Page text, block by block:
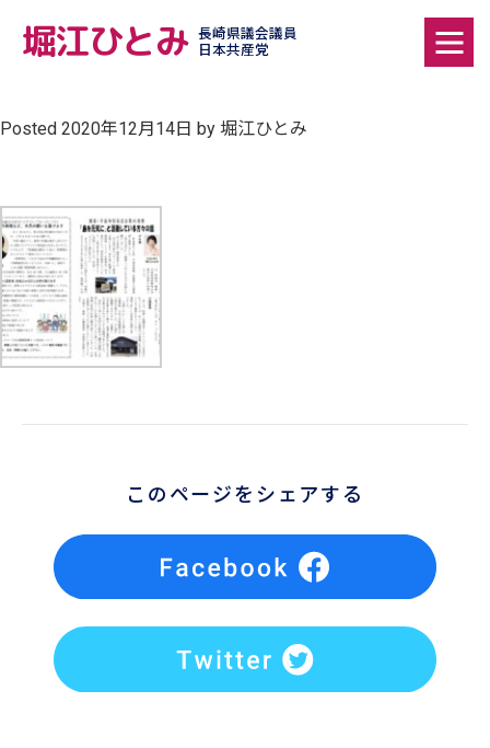
堀江ひとみ
長崎県議会議員
日本共産党
Posted 2020年12月14日 by 堀江ひとみ
このページをシェアする